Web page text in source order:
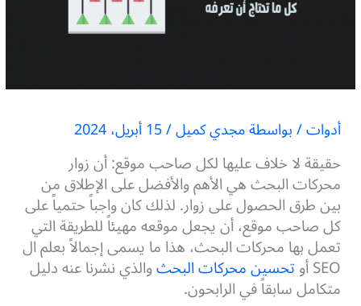
أدوات/ بواسطةمجدي كميل/15 أبريل، 2024
حقيقة لا خلاف عليها لكل صاحب موقع: أن زوار
محركات البحث هي الأهم والأفضل على الإطلاق من
بين طرق الحصول على زوار. لذلك كان واجباً حتمياً على
كل صاحب موقع، أن يجعل موقعه مهيئاً للطريقة التي
تعمل بها محركات البحث،هذا ما يسمى إجمالاً بعلم ال
SEO أو تحسين محركات البحثوالذي نشرنا عنه دليل
متكامل سابقاً في الرابحون.